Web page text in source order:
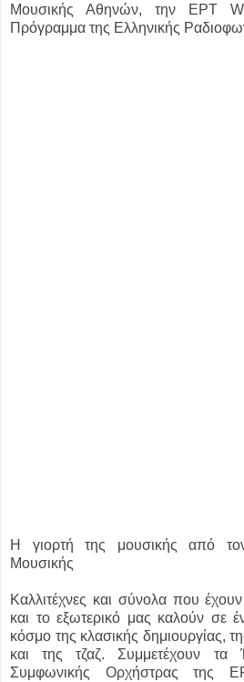
Μουσικής Αθηνών, την ΕΡΤ
Πρόγραμμα της Ελληνικής
Η γιορτή της μουσικής από
Μουσικής
Καλλιτέχνες και σύνολα που
και το εξωτερικό μας καλούν σε
κόσμο της κλασικής δημιουργίας,
και της τζαζ. Συμμετέχουν τα
Συμφωνικής Ορχήστρας της